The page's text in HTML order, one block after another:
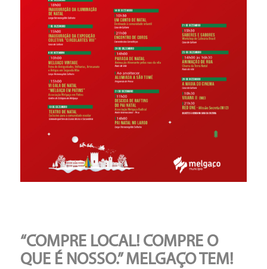
“COMPRE LOCAL! COMPRE O
QUE É NOSSO.” MELGAÇO TEM!